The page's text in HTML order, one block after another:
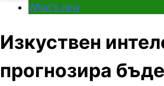
What's new
Изкуствен
прогнозира